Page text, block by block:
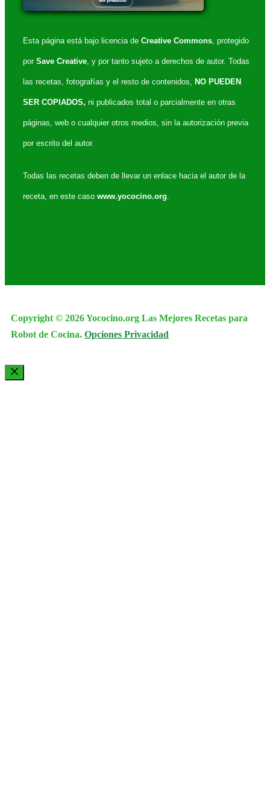
Esta página está bajo licencia de Creative Commons, protegido
por Save Creative, y por tanto sujeto a derechos de autor. Todas
las recetas, fotografías y el resto de contenidos, NO PUEDEN
SER COPIADOS, ni publicados total o parcialmente en otras
páginas, web o cualquier otros medios, sin la autorización previa
por escrito del autor.
Todas las recetas deben de llevar un enlace hacia el autor de la
receta, en este caso www.yococino.org.
Copyright © 2026 Yococino.org Las Mejores Recetas para
Robot de Cocina. Opciones Privacidad
Cerrar